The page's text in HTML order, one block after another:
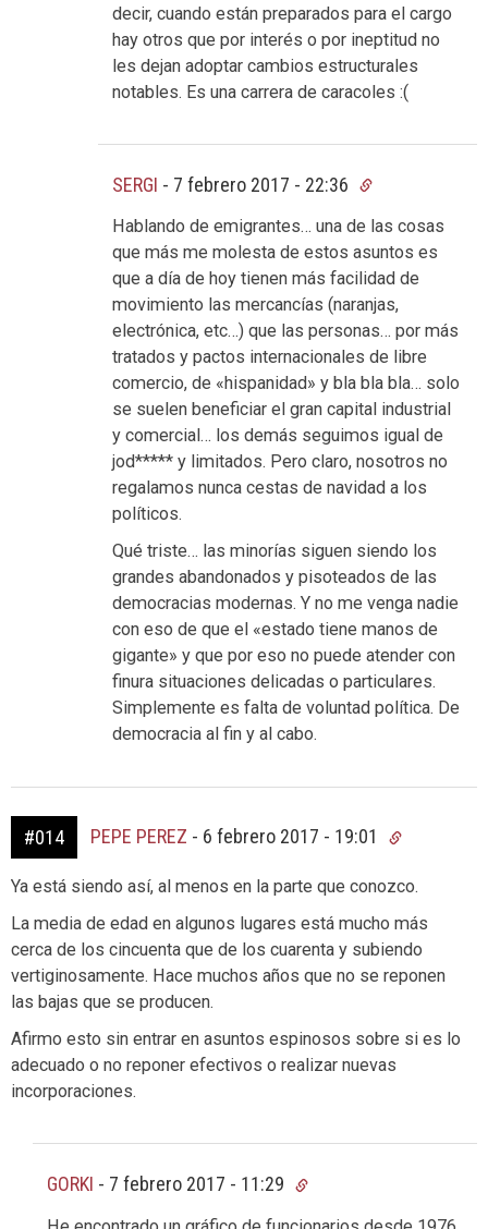
decir, cuando están preparados para el cargo
hay otros que por interés o por ineptitud no
les dejan adoptar cambios estructurales
notables. Es una carrera de caracoles :(
SERGI - 7 febrero 2017 - 22:36
Hablando de emigrantes… una de las cosas
que más me molesta de estos asuntos es
que a día de hoy tienen más facilidad de
movimiento las mercancías (naranjas,
electrónica, etc…) que las personas… por más
tratados y pactos internacionales de libre
comercio, de «hispanidad» y bla bla bla… solo
se suelen beneficiar el gran capital industrial
y comercial… los demás seguimos igual de
jod***** y limitados. Pero claro, nosotros no
regalamos nunca cestas de navidad a los
políticos.
Qué triste… las minorías siguen siendo los
grandes abandonados y pisoteados de las
democracias modernas. Y no me venga nadie
con eso de que el «estado tiene manos de
gigante» y que por eso no puede atender con
finura situaciones delicadas o particulares.
Simplemente es falta de voluntad política. De
democracia al fin y al cabo.
#014 PEPE PEREZ - 6 febrero 2017 - 19:01
Ya está siendo así, al menos en la parte que conozco.
La media de edad en algunos lugares está mucho más
cerca de los cincuenta que de los cuarenta y subiendo
vertiginosamente. Hace muchos años que no se reponen
las bajas que se producen.
Afirmo esto sin entrar en asuntos espinosos sobre si es lo
adecuado o no reponer efectivos o realizar nuevas
incorporaciones.
GORKI - 7 febrero 2017 - 11:29